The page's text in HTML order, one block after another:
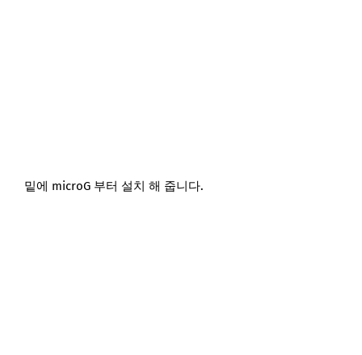
밑에 microG 부터 설치 해 줍니다.